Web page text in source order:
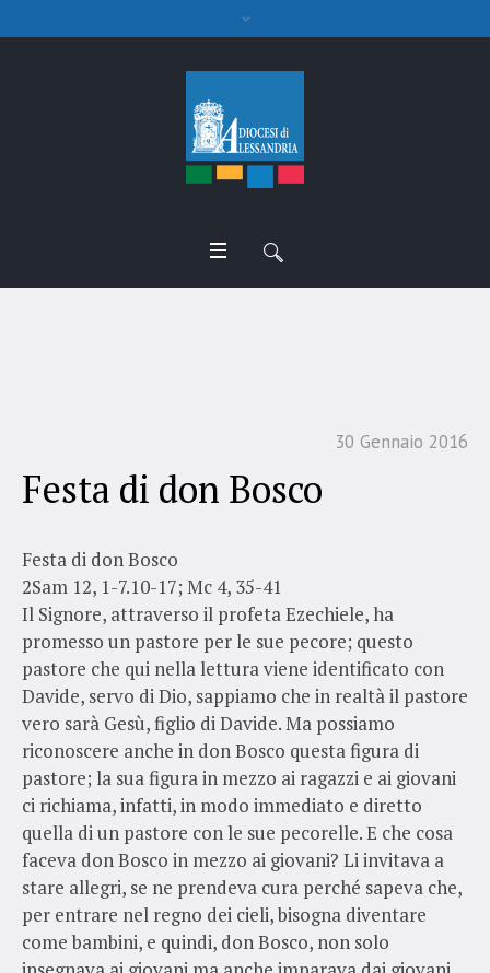
30 Gennaio 2016
Festa di don Bosco
Festa di don Bosco
2Sam 12, 1-7.10-17; Mc 4, 35-41
Il Signore, attraverso il profeta Ezechiele, ha
promesso un pastore per le sue pecore; questo
pastore che qui nella lettura viene identificato con
Davide, servo di Dio, sappiamo che in realtà il pastore
vero sarà Gesù, figlio di Davide. Ma possiamo
riconoscere anche in don Bosco questa figura di
pastore; la sua figura in mezzo ai ragazzi e ai giovani
ci richiama, infatti, in modo immediato e diretto
quella di un pastore con le sue pecorelle. E che cosa
faceva don Bosco in mezzo ai giovani? Li invitava a
stare allegri, se ne prendeva cura perché sapeva che,
per entrare nel regno dei cieli, bisogna diventare
come bambini, e quindi, don Bosco, non solo